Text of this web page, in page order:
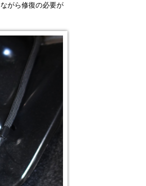
がら修復の必要が